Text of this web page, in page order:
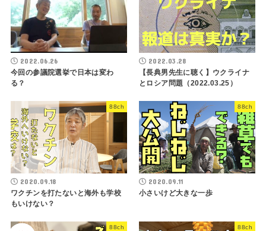
2022.06.26
今回の参議院選挙で日本は変わ
る？
2022.03.28
【長典男先生に聴く】ウクライナ
とロシア問題（2022.03.25）
88ch
2020.09.18
ワクチンを打たないと海外も学校
もいけない？
88ch
2020.09.11
小さいけど大きな一歩
88ch 88ch